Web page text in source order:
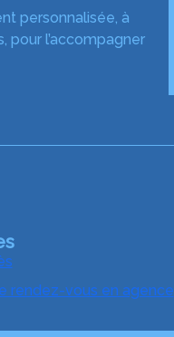
personnalisée, à
pour l’accompagner
rendez-vous en agence